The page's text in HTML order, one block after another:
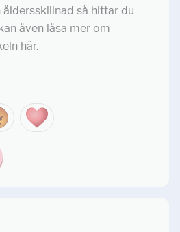
så hittar du
även läsa mer om
här.